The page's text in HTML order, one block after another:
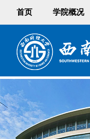
首页 学院概况